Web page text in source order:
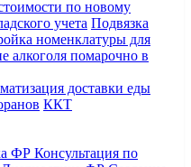
по новому
учета Подвязка
номенклатуры для
алкоголя помарочно в
доставки еды
ККТ
ФР Консультация по